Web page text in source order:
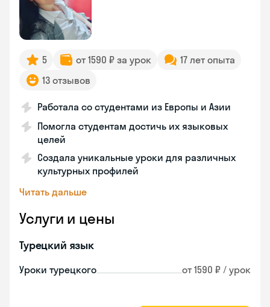
5 от 1590 ₽ за урок
17 лет опыта
13 отзывов
Работала со студентами из Европы и Азии
Помогла студентам достичь их языковых
целей
Создала уникальные уроки для различных
культурных профилей
Читать дальше
Услуги и цены
Турецкий язык
Уроки турецкого от 1590 ₽ / урок